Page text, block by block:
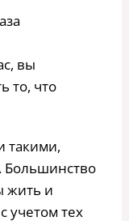
вы
то, что
такими,
Большинство
жить и
учетом тех